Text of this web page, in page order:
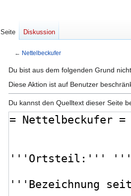
← Nettelbeckufer
Zur
Navigation
springen
Zur
Suche
springen
Du bist aus dem folgenden Grund
Diese Aktion ist auf Benutzer
Du kannst den Quelltext dieser Seite
Seite Diskussion